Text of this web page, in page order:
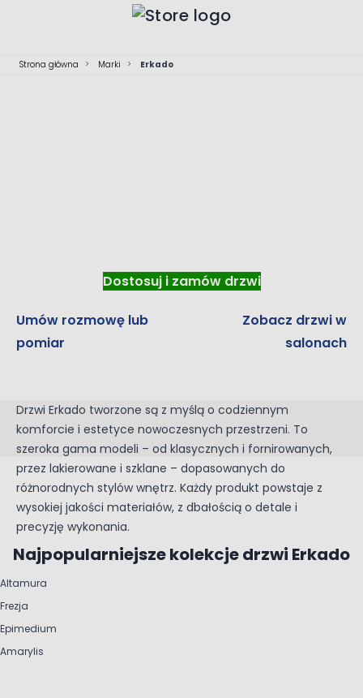
Strona główna > Marki > Erkado
Dostosuj i zamów drzwi
Umów rozmowę lub
pomiar
Zobacz drzwi w
salonach
Drzwi Erkado tworzone są z myślą o codziennym
komforcie i estetyce nowoczesnych przestrzeni. To
szeroka gama modeli – od klasycznych i fornirowanych,
przez lakierowane i szklane – dopasowanych do
różnorodnych stylów wnętrz. Każdy produkt powstaje z
wysokiej jakości materiałów, z dbałością o detale i
precyzję wykonania.
Najpopularniejsze kolekcje drzwi Erkado
Altamura
Frezja
Epimedium
Amarylis